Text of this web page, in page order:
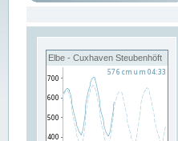
Elbe - Cuxhaven Steubenhöft